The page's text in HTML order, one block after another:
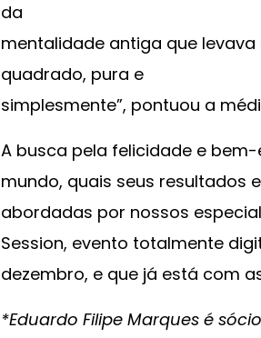
da
mentalidade antiga que
quadrado, pura e
simplesmente”, pontuou a
A busca pela felicidade e
mundo, quais seus resultados
abordadas por nossos
Session, evento totalmente
dezembro, e que já está com
*Eduardo Filipe Marques é